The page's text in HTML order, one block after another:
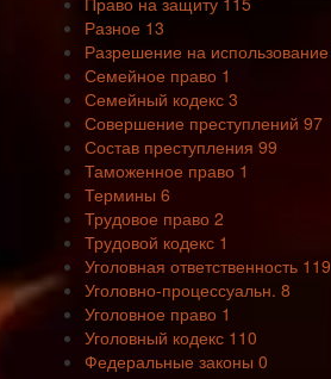
Разное 13
Разрешение на использование
Семейное право 1
Семейный кодекс 3
Совершение преступлений 97
Состав преступления 99
Таможенное право 1
Термины 6
Трудовое право 2
Трудовой кодекс 1
Уголовная ответственность 119
Уголовно-процессуальн. 8
Уголовное право 1
Уголовный кодекс 110
Федеральные законы 0